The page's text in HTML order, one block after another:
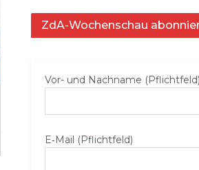
ZdA-Wochenschau
Vor- und Nachname (Pflichtfeld)
E‑Mail (Pflichtfeld)